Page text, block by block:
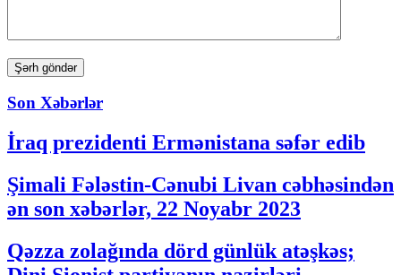
Son Xəbərlər
İraq prezidenti Ermənistana səfər edib
Şimali Fələstin-Cənubi Livan cəbhəsindən
ən son xəbərlər, 22 Noyabr 2023
Qəzza zolağında dörd günlük atəşkəs;